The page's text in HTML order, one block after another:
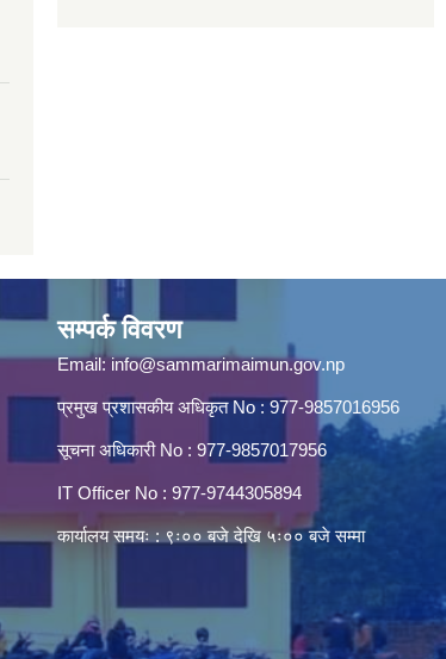
सम्पर्क विवरण
Email:info@sammarimaimun.gov.np
प्रमुख प्रशासकीय अधिकृत No : 977-9857016956
सूचना अधिकारी No : 977-9857017956
IT Officer No : 977-9744305894
कार्यालय समयः : ९ः०० बजे देखि ५ः०० बजे सम्मा